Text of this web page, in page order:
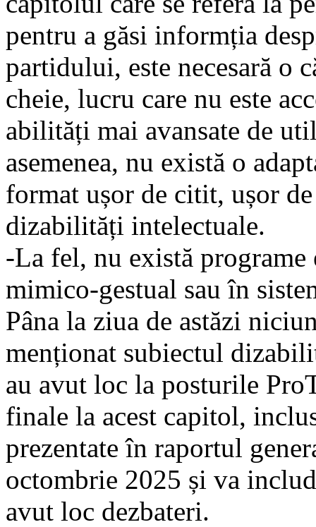
pentru a găsi informția
partidului, este necesară o
cheie, lucru care nu este
abilități mai avansate de
asemenea, nu există o
format ușor de citit, ușor
dizabilități intelectuale.
-La fel, nu există
mimico-gestual sau în
Pâna la ziua de astăzi
menționat subiectul
au avut loc la posturile
finale la acest capitol,
prezentate în raportul
octombrie 2025 și va
avut loc dezbateri.